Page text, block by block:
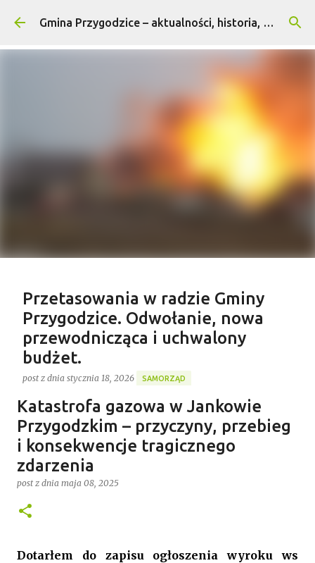
Przejdź do głównej zawartości Gmina Przygodzice – aktualności, historia, turystyka
Gospodarstwo Rybackie Przygodzice
Najnowszy post
Przetasowania w radzie Gminy
Przygodzice. Odwołanie, nowa
przewodnicząca i uchwalony
budżet.
post z dnia stycznia 18, 2026 SAMORZĄD
Ponad 4 godziny trwała ostatnia w 2025 roku XVI sesja
Rady Gminy Przygodzice ustanawiając dotychczasowy
rekord długości posiedzenia rady w kadencji 2024-
2029. Bieg zdarzeń od początku dyktowało słowo
„ZMIANA”. Jednym z pierwszych punktów był bowiem
wniosek o odwołanie przewodniczącego rady. Robert
Wnuk finalnie stracił stanowisko, a nową
przewodniczącą została Joanna Jabłecka -
0
Katastrofa gazowa w Jankowie
Przygodzkim – przyczyny, przebieg
i konsekwencje tragicznego
zdarzenia
post z dnia maja 08, 2025
Dotarłem do zapisu ogłoszenia wyroku ws